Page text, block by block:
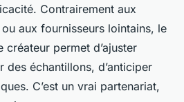
Contrairement aux
aux fournisseurs lointains, le
permet d’ajuster
échantillons, d’anticiper
C’est un vrai partenariat,